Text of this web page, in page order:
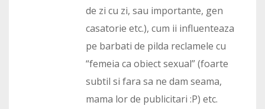
de zi cu zi, sau importante, gen
casatorie etc.), cum ii influenteaza
pe barbati de pilda reclamele cu
“femeia ca obiect sexual” (foarte
subtil si fara sa ne dam seama,
mama lor de publicitari :P) etc.